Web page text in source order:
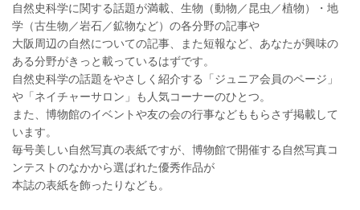
自然史科学に関する話題が満載、生物（動物／昆虫／植物）・地
学（古生物／岩石／鉱物など）の各分野の記事や
大阪周辺の自然についての記事、また短報など、あなたが興味の
ある分野がきっと載っているはずです。
自然史科学の話題をやさしく紹介する「ジュニア会員のページ」
や「ネイチャーサロン」も人気コーナーのひとつ。
また、博物館のイベントや友の会の行事などももらさず掲載して
います。
毎号美しい自然写真の表紙ですが、博物館で開催する自然写真コ
ンテストのなかから選ばれた優秀作品が
本誌の表紙を飾ったりなども。